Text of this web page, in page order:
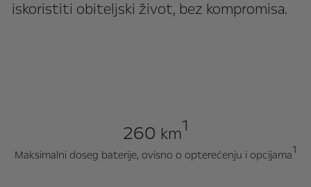
iskoristiti obiteljski život, bez kompromisa.
260 km1
Maksimalni doseg baterije, ovisno o opterećenju i opcijama1